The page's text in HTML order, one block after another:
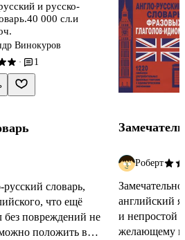
и русско-
000 сл.и
Винокуров
· 1
словарь,
что ещё
без повреждений не
положить в
Роберт
английский
и непростой
желающему